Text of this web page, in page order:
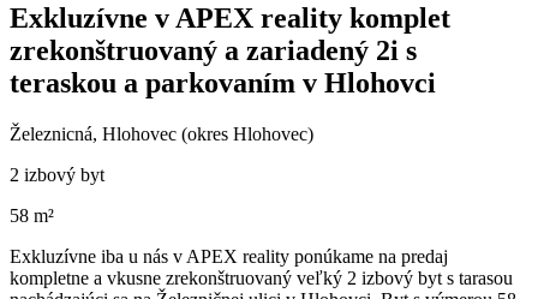
Exkluzívne v APEX reality komplet
zrekonštruovaný a zariadený 2i s
teraskou a parkovaním v Hlohovci
Železnicná, Hlohovec (okres Hlohovec)
2 izbový byt
58 m²
Exkluzívne iba u nás v APEX reality ponúkame na predaj
kompletne a vkusne zrekonštruovaný veľký 2 izbový byt s tarasou